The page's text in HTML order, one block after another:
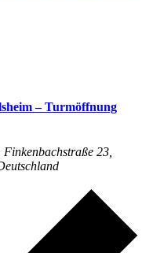
– Turmöffnung
Finkenbachstraße 23,